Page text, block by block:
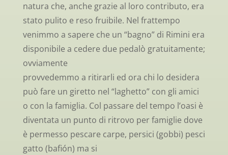
natura che, anche grazie al loro contributo, era
stato pulito e reso fruibile. Nel frattempo
venimmo a sapere che un “bagno” di Rimini era
disponibile a cedere due pedalò gratuitamente;
ovviamente
provvedemmo a ritirarli ed ora chi lo desidera
può fare un giretto nel “laghetto” con gli amici
o con la famiglia. Col passare del tempo l’oasi è
diventata un punto di ritrovo per famiglie dove
è permesso pescare carpe, persici (gobbi) pesci
gatto (bafión) ma si